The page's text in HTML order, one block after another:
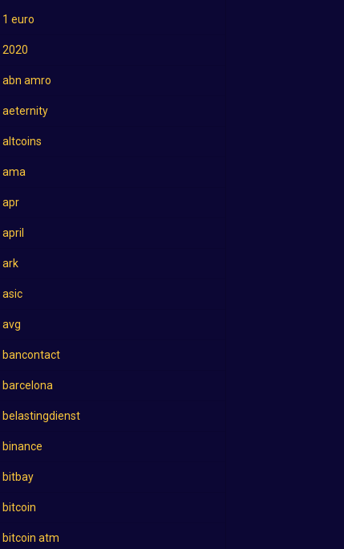
1 euro
2020
abn amro
aeternity
altcoins
ama
apr
april
ark
asic
avg
bancontact
barcelona
belastingdienst
binance
bitbay
bitcoin
bitcoin atm